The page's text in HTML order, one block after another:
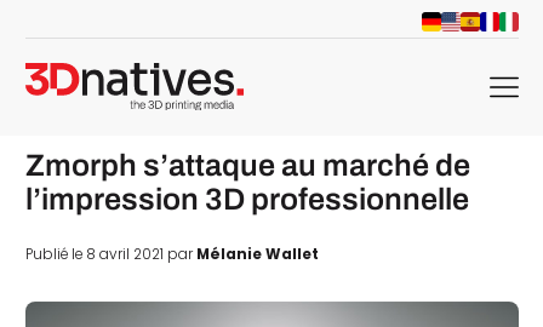
menu
Zmorph s’attaque au marché de
l’impression 3D professionnelle
Publié le 8 avril 2021 parMélanie Wallet